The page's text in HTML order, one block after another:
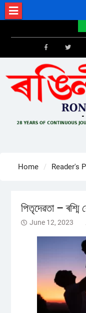
Skip
to
Facebook
Home Reader's
পিতৃদেৱতা – ৰশ্মি
June 12, 2023